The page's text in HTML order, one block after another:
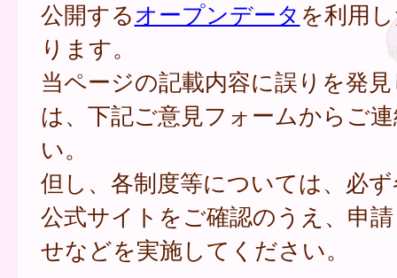
公開するオープンデータ を利用
ります。
当ページの記載内容に誤りを発
は、下記ご意見フォームからご
い。
但し、各制度等については、必
公式サイトをご確認のうえ、申
せなどを実施してください。